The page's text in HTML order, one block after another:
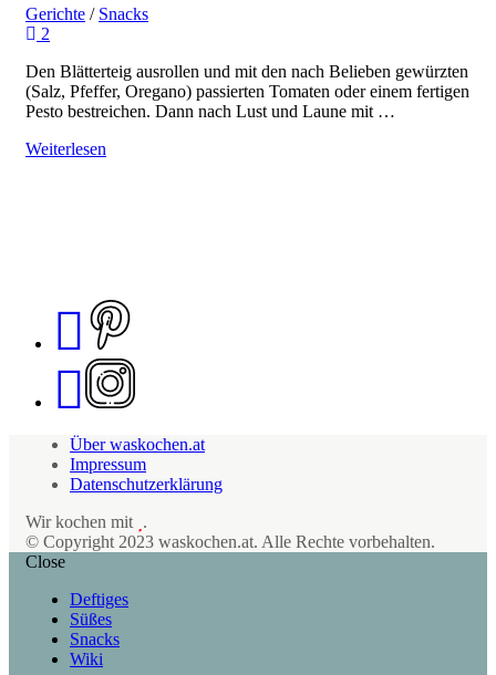
Gerichte / Snacks
2
Den Blätterteig ausrollen und mit den nach Belieben gewürzten
(Salz, Pfeffer, Oregano) passierten Tomaten oder einem fertigen
Pesto bestreichen. Dann nach Lust und Laune mit …
Weiterlesen
Über waskochen.at
Impressum
Datenschutzerklärung
Wir kochen mit .
© Copyright 2023 waskochen.at. Alle Rechte vorbehalten.
Close
Deftiges
Süßes
Snacks
Wiki